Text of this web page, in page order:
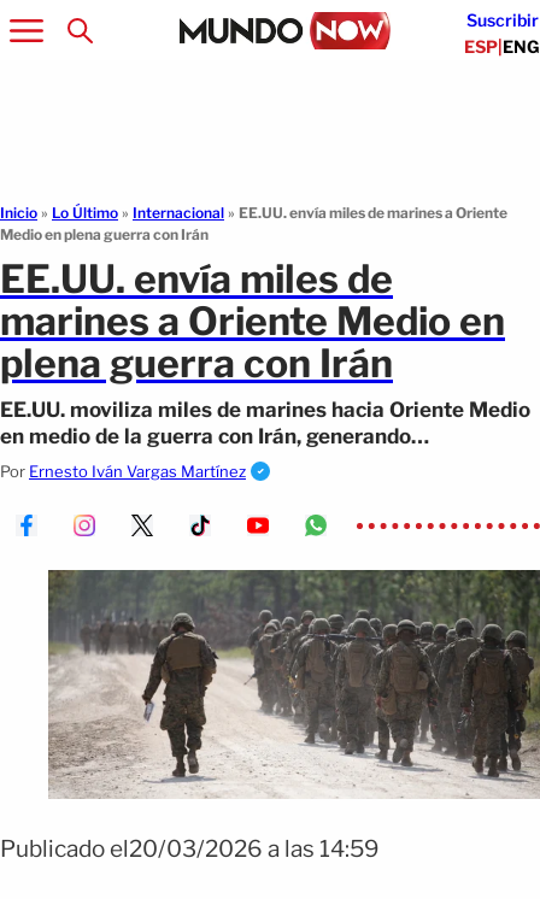
Suscribir
ESP|ENG
Inicio » Lo Último » Internacional » EE.UU. envía miles de marines a Oriente
Medio en plena guerra con Irán
EE.UU. envía miles de
marines a Oriente Medio en
plena guerra con Irán
EE.UU. moviliza miles de marines hacia Oriente Medio
en medio de la guerra con Irán, generando
incertidumbre sobre el alcance del despliegue.
Por Ernesto Iván Vargas Martínez
Publicado el20/03/2026 a las 14:59